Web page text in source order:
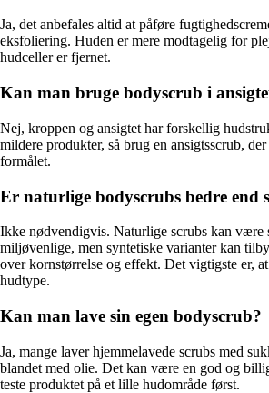
Ja, det anbefales altid at påføre
eksfoliering. Huden er mere modtagelig for
hudceller er fjernet.
Kan man bruge bodyscrub i
Nej, kroppen og ansigtet har forskellig
mildere produkter, så brug en ansigtsscrub,
formålet.
Er naturlige bodyscrubs bedre end
Ikke nødvendigvis. Naturlige scrubs kan være
miljøvenlige, men syntetiske varianter kan
over kornstørrelse og effekt. Det vigtigste er,
hudtype.
Kan man lave sin egen bodyscrub?
Ja, mange laver hjemmelavede scrubs med
blandet med olie. Det kan være en god og
teste produktet på et lille hudområde først.